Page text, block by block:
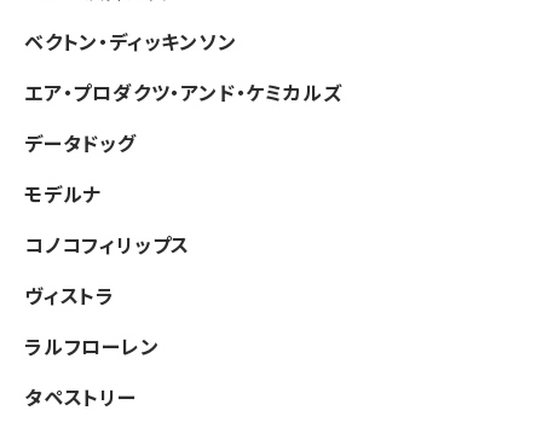
ベクトン・ディッキンソン
エア・プロダクツ・アンド・ケミカルズ
データドッグ
モデルナ
コノコフィリップス
ヴィストラ
ラルフローレン
タペストリー